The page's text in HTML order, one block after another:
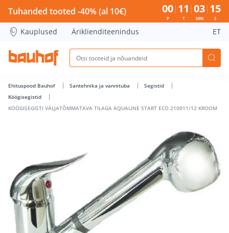
KÖÖGISEGISTI VÄLJATÕMMATAVA TILAGA AQUALINE
Tuhanded tooted -40% (al 10€) 00
P
11
T
03
MIN
14
S
Kauplused Äriklienditeenindus ET
Ehituspood Bauhof Santehnika ja vannituba
Segistid
Köögisegistid
KÖÖGISEGISTI VÄLJATÕMMATAVA TILAGA AQUALINE START ECO 210011/12 KROOM